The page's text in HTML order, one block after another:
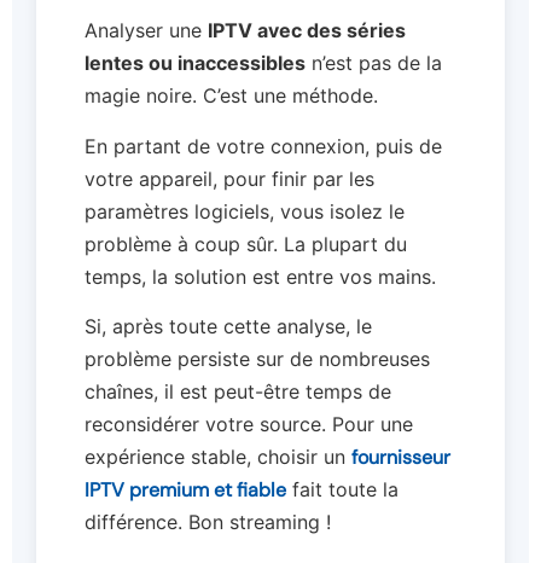
Analyser une IPTV avec des séries
lentes ou inaccessibles n’est pas de la
magie noire. C’est une méthode.
En partant de votre connexion, puis de
votre appareil, pour finir par les
paramètres logiciels, vous isolez le
problème à coup sûr. La plupart du
temps, la solution est entre vos mains.
Si, après toute cette analyse, le
problème persiste sur de nombreuses
chaînes, il est peut-être temps de
reconsidérer votre source. Pour une
expérience stable, choisir un fournisseur
IPTV premium et fiable fait toute la
différence. Bon streaming !